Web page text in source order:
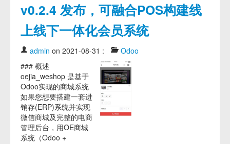
v0.2.4 发布，可融合POS构建线
上线下一体化会员系统
admin on 2021-08-31 :
Odoo
### 概述
oejia_weshop 是基于
Odoo实现的商城系统
如果您想要搭建一套进
销存(ERP)系统并实现
微信商城及完整的电商
管理后台，用OE商城
系统（Odoo +